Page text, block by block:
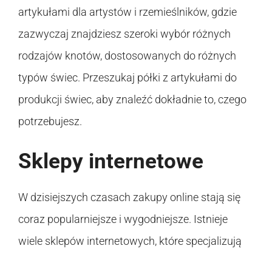
artykułami dla artystów i rzemieślników, gdzie
zazwyczaj znajdziesz szeroki wybór różnych
rodzajów knotów, dostosowanych do różnych
typów świec. Przeszukaj półki z artykułami do
produkcji świec, aby znaleźć dokładnie to, czego
potrzebujesz.
Sklepy internetowe
W dzisiejszych czasach zakupy online stają się
coraz popularniejsze i wygodniejsze. Istnieje
wiele sklepów internetowych, które specjalizują